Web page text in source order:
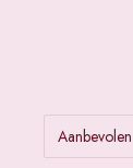
Aanbevolen